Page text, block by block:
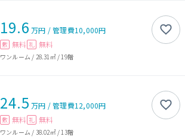
19.6 万円 /管理費10,000円
敷 無料 礼 無料
ワンルーム / 28.31㎡/ 19階
24.5 万円 /管理費12,000円
敷 無料 礼 無料
ワンルーム / 38.02㎡/ 13階